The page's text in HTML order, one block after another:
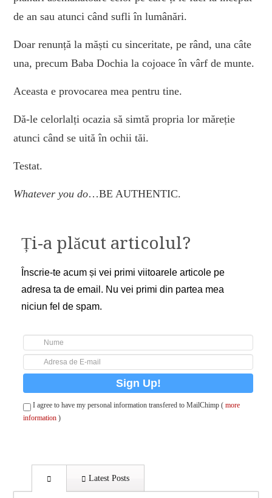
de an sau atunci când sufli în lumânări.
Doar renunță la măști cu sinceritate, pe rând, una câte
una, precum Baba Dochia la cojoace în vârf de munte.
Aceasta e provocarea mea pentru tine.
Dă-le celorlalți ocazia să simtă propria lor măreție
atunci când se uită în ochii tăi.
Testat.
Whatever you do…BE AUTHENTIC.
Ți-a plăcut articolul?
Înscrie-te acum și vei primi viitoarele articole pe
adresa ta de email. Nu vei primi din partea mea
niciun fel de spam.
I agree to have my personal information transfered to MailChimp (more
information )
Latest Posts